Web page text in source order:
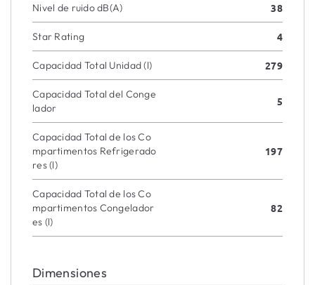
Nivel de ruido dB(A) 38
Star Rating 4
Capacidad Total Unidad (l) 279
Capacidad Total del Conge
lador
5
Capacidad Total de los Co
mpartimentos Refrigerado
res (l)
197
Capacidad Total de los Co
mpartimentos Congelador
es (l)
82
Dimensiones